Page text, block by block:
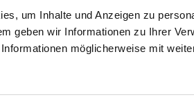
um Inhalte und Anzeigen zu
geben wir Informationen zu Ihrer
möglicherweise mit